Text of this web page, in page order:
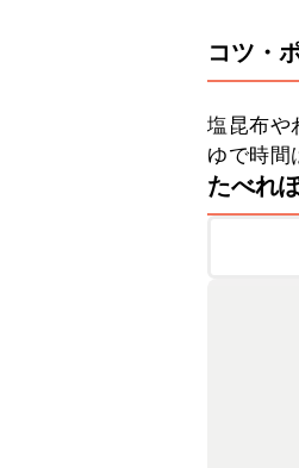
コツ・
塩昆布や
ゆで時間
たべれ